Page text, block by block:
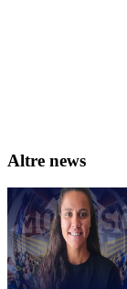
Altre news